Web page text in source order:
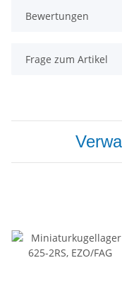
Bewertungen
Frage zum Artikel